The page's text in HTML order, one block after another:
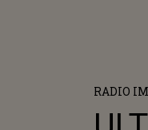
RADIO